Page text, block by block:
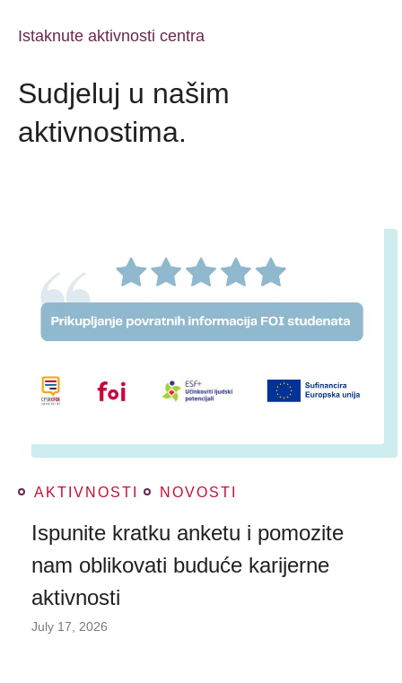
Istaknute aktivnosti centra
Sudjeluj u našim
aktivnostima.
AKTIVNOSTI NOVOSTI
Ispunite kratku anketu i pomozite
nam oblikovati buduće karijerne
aktivnosti
July 17, 2026